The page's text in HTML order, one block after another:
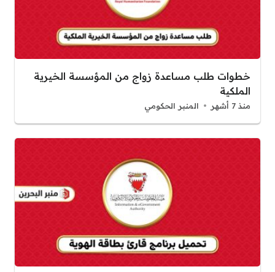
خطوات طلب مساعدة زواج من المؤسسة الخيرية
الملكية
منذ 7 أشهر المنبر الحكومي